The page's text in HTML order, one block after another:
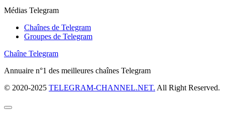
Médias Telegram
Chaînes de Telegram
Groupes de Telegram
Chaîne Telegram
Annuaire n°1 des meilleures chaînes Telegram
© 2020-2025 TELEGRAM-CHANNEL.NET. All Right Reserved.